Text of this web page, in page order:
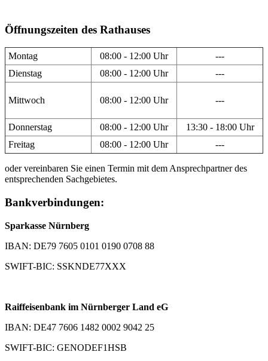
Öffnungszeiten des Rathauses
Montag 08:00 - 12:00 Uhr
---
Dienstag
08:00 - 12:00 Uhr ---
Mittwoch 08:00 - 12:00 Uhr ---
Donnerstag 08:00 - 12:00 Uhr
13:30 - 18:00 Uhr
Freitag
08:00 - 12:00 Uhr ---
oder vereinbaren Sie einen Termin mit dem Ansprechpartner des
entsprechenden Sachgebietes.
Bankverbindungen:
Sparkasse Nürnberg
IBAN: DE79 7605 0101 0190 0708 88
SWIFT-BIC: SSKNDE77XXX
Raiffeisenbank im Nürnberger Land eG
IBAN: DE47 7606 1482 0002 9042 25
SWIFT-BIC: GENODEF1HSB